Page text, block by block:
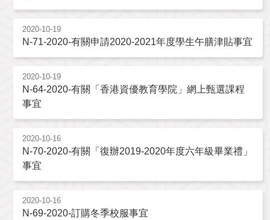
2020-10-19
N-71-2020-有關申請2020-2021年度學生午膳津貼事宜
2020-10-19
N-64-2020-有關「香港資優教育學院」網上甄選課程
事宜
2020-10-16
N-70-2020-有關「復辦2019-2020年度六年級畢業禮」
事宜
2020-10-16
N-69-2020-訂購冬季校服事宜